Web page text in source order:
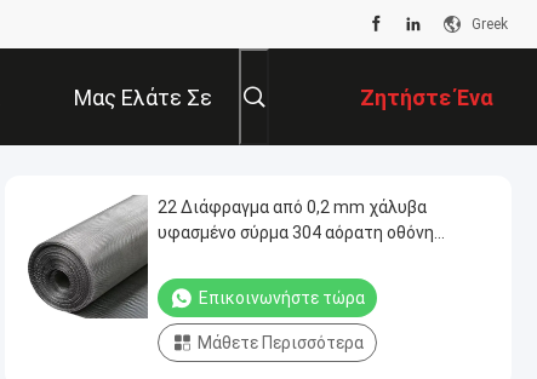
Greek
Μας Ελάτε Σε
Επαφή Με
Ζητήστε Ένα
Απόσπασμα
22 Διάφραγμα από 0,2 mm χάλυβα
υφασμένο σύρμα 304 αόρατη οθόνη
Επικοινωνήστε τώρα
Μάθετε Περισσότερα